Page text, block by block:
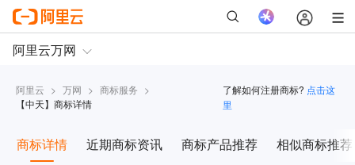
阿里云 > 万网 > 商标服务 >
【中天】商标详情
了解如何注册商标? 点击这
里
商标详情 近期商标资讯 商标产品推荐 相似商标推荐